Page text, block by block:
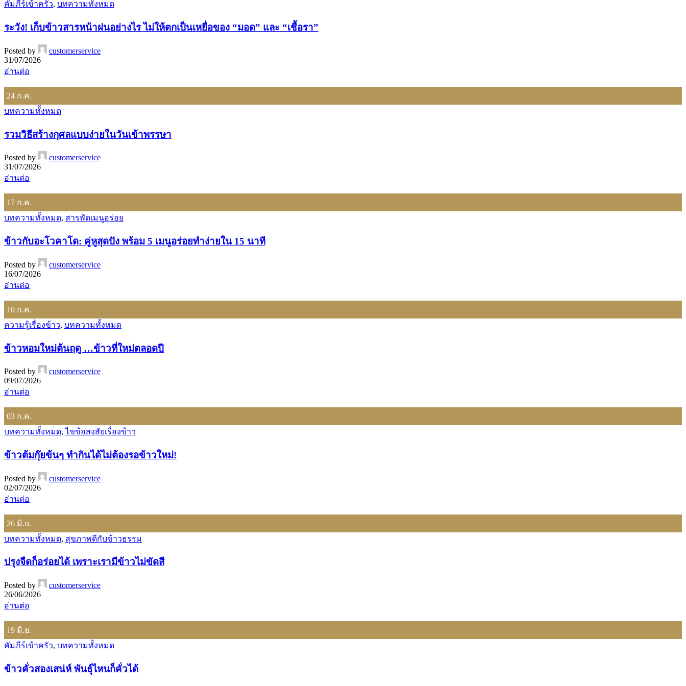
คัมภีร์เข้าครัว, บทความทั้งหมด
ระวัง! เก็บข้าวสารหน้าฝนอย่างไร ไม่ให้ตกเป็นเหยื่อของ “มอด” และ “เชื้อรา”
Posted by
customerservice
31/07/2026
อ่านต่อ
24 ก.ค.
บทความทั้งหมด
รวมวิธีสร้างกุศลแบบง่ายในวันเข้าพรรษา
Posted by
customerservice
31/07/2026
อ่านต่อ
17 ก.ค.
บทความทั้งหมด, สารพัดเมนูอร่อย
ข้าวกับอะโวคาโด: คู่หูสุดปัง พร้อม 5 เมนูอร่อยทำง่ายใน 15 นาที
Posted by
customerservice
16/07/2026
อ่านต่อ
10 ก.ค.
ความรู้เรื่องข้าว, บทความทั้งหมด
ข้าวหอมใหม่ต้นฤดู …ข้าวที่ใหม่ตลอดปี
Posted by
customerservice
09/07/2026
อ่านต่อ
03 ก.ค.
บทความทั้งหมด,ไขข้อสงสัยเรื่องข้าว
ข้าวต้มกุ๊ยข้นๆ ทำกินได้ไม่ต้องรอข้าวใหม่!
Posted by
customerservice
02/07/2026
อ่านต่อ
26 มิ.ย.
บทความทั้งหมด, สุขภาพดีกับข้าวธรรม
ปรุงจืดก็อร่อยได้ เพราะเรามีข้าวไม่ขัดสี
Posted by
customerservice
26/06/2026
อ่านต่อ
19 มิ.ย.
คัมภีร์เข้าครัว, บทความทั้งหมด
ข้าวคั่วสองเสน่ห์ พันธุ์ไหนก็คั่วได้